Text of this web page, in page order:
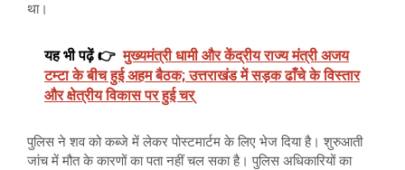
था।
यह भी पढ़ें 👉 मुख्यमंत्री धामी और केंद्रीय राज्य मंत्री अजय
टम्टा के बीच हुई अहम बैठक; उत्तराखंड में सड़क ढाँचे के विस्तार
और क्षेत्रीय विकास पर हुई चर्
पुलिस ने शव को कब्जे में लेकर पोस्टमार्टम के लिए भेज दिया है। शुरुआती
जांच में मौत के कारणों का पता नहीं चल सका है। पुलिस अधिकारियों का